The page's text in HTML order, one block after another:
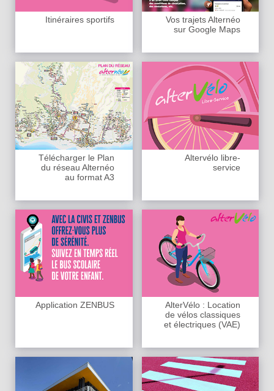
Itinéraires sportifs
Vos trajets Alternéo
sur Google Maps
Télécharger le Plan
du réseau Alternéo
au format A3
Altervélo libre-
service
Application ZENBUS
AlterVélo : Location
de vélos classiques
et électriques (VAE)